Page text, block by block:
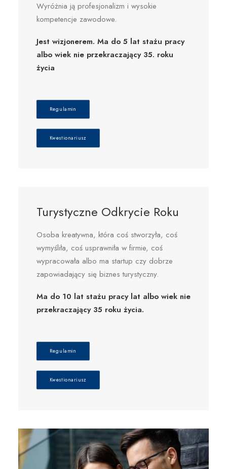
Wyróżnia ją profesjonalizm i wysokie
kompetencje zawodowe.
Jest wizjonerem. Ma do 5 lat stażu pracy
albo wiek nie przekraczający 35. roku
życia
Regulamin
Kwestionariusz
Turystyczne Odkrycie Roku
Osoba kreatywna, która coś stworzyła, coś
wymyśliła, coś usprawniła w firmie, coś
wypracowała albo ma startup czy dobrze
zapowiadający się biznes turystyczny.
Ma do 10 lat stażu pracy lat albo wiek nie
przekraczający 35 roku życia.
Regulamin
Kwestionariusz